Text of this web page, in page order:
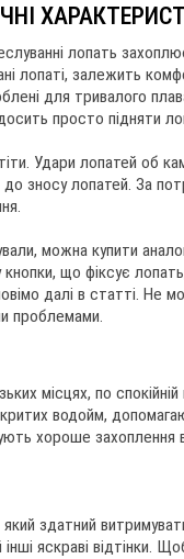
лопать
лопаті, залежить
для тривалого
просто підняти
Удари лопатей об
зносу лопатей. За
можна купити
що фіксує
далі в статті. Не
проблемами.
місцях, по
водойм,
хороше захоплення
здатний
яскраві відтінки.